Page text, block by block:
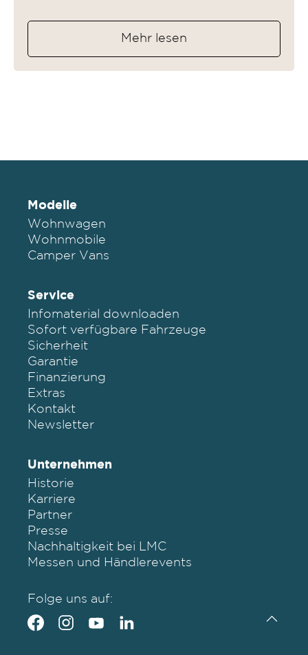
Mehr lesen
Modelle
Wohnwagen
Wohnmobile
Camper Vans
Service
Infomaterial downloaden
Sofort verfügbare Fahrzeuge
Sicherheit
Garantie
Finanzierung
Extras
Kontakt
Newsletter
Unternehmen
Historie
Karriere
Partner
Presse
Nachhaltigkeit bei LMC
Messen und Händlerevents
Folge uns auf: